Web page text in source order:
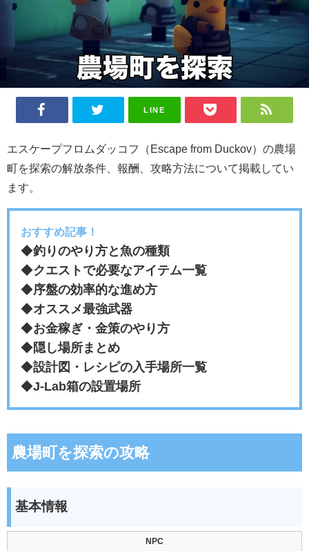
LINE
エスケープフロムダッコフ（Escape from Duckov）の農場
町を探索の解放条件、報酬、攻略方法について掲載してい
ます。
おすすめ記事！
◆釣りのやり方と魚の種類
◆クエストで必要なアイテム一覧
◆序盤の効率的な進め方
◆オススメ最強武器
◆お金稼ぎ・金策のやり方
◆隠し場所まとめ
◆設計図・レシピの入手場所一覧
◆J-Lab箱の設置場所
農場町を探索の攻略
基本情報
NPC